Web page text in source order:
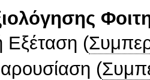
Εξέταση (
(